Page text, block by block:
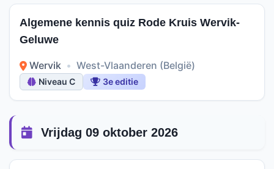
Algemene kennis quiz Rode Kruis Wervik-
Geluwe
Wervik • West-Vlaanderen (België)
Niveau C 3e editie
Vrijdag 09 oktober 2026